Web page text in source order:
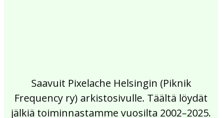
Saavuit Pixelache Helsingin (Piknik
Frequency ry) arkistosivulle. Täältä löydät
jälkiä toiminnastamme vuosilta 2002–2025.